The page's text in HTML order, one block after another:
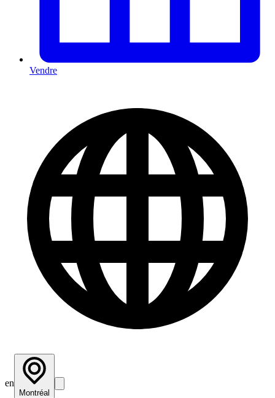
Vendre
en
Montréal